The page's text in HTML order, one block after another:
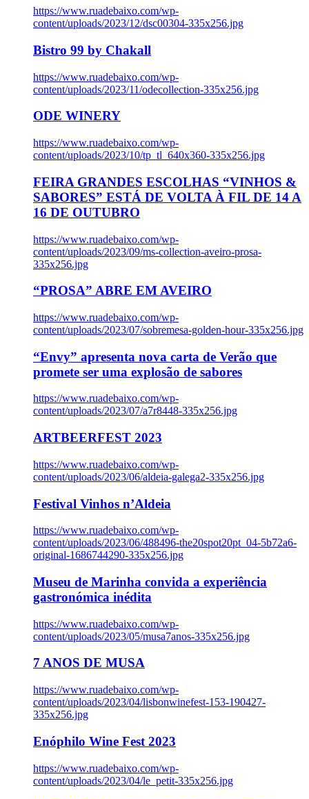
https://www.ruadebaixo.com/wp-
content/uploads/2023/12/dsc00304-335x256.jpg
Bistro 99 by Chakall
https://www.ruadebaixo.com/wp-
content/uploads/2023/11/odecollection-335x256.jpg
ODE WINERY
https://www.ruadebaixo.com/wp-
content/uploads/2023/10/tp_tl_640x360-335x256.jpg
FEIRA GRANDES ESCOLHAS “VINHOS &
SABORES” ESTÁ DE VOLTA À FIL DE 14 A
16 DE OUTUBRO
https://www.ruadebaixo.com/wp-
content/uploads/2023/09/ms-collection-aveiro-prosa-
335x256.jpg
“PROSA” ABRE EM AVEIRO
https://www.ruadebaixo.com/wp-
content/uploads/2023/07/sobremesa-golden-hour-335x256.jpg
“Envy” apresenta nova carta de Verão que
promete ser uma explosão de sabores
https://www.ruadebaixo.com/wp-
content/uploads/2023/07/a7r8448-335x256.jpg
ARTBEERFEST 2023
https://www.ruadebaixo.com/wp-
content/uploads/2023/06/aldeia-galega2-335x256.jpg
Festival Vinhos n’Aldeia
https://www.ruadebaixo.com/wp-
content/uploads/2023/06/488496-the20spot20pt_04-5b72a6-
original-1686744290-335x256.jpg
Museu de Marinha convida a experiência
gastronómica inédita
https://www.ruadebaixo.com/wp-
content/uploads/2023/05/musa7anos-335x256.jpg
7 ANOS DE MUSA
https://www.ruadebaixo.com/wp-
content/uploads/2023/04/lisbonwinefest-153-190427-
335x256.jpg
Enóphilo Wine Fest 2023
https://www.ruadebaixo.com/wp-
content/uploads/2023/04/le_petit-335x256.jpg